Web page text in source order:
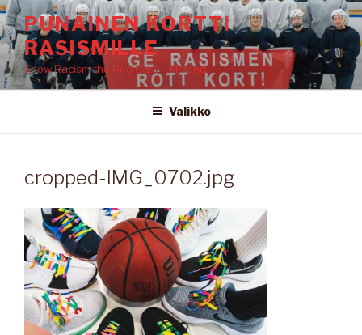
Siirry
sisältöönPUNAINEN KORTTI
RASISMILLE
Show Racism the Red Card – Finland
Valikko
cropped-IMG_0702.jpg